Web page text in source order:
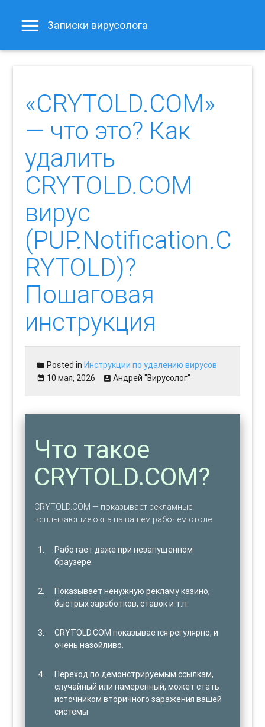
Записки вирусолога
«CRYTOLD.COM»
— что это? Как
удалить
CRYTOLD.COM
вирус
(PUP.Notification.C
RYTOLD)?
Пошаговая
инструкция
Posted inИнструкции по удалению вирусов
10 мая, 2026
Андрей "Вирусолог"
Что такое
CRYTOLD.COM?
CRYTOLD.COM — показывает рекламные
всплывающие окна на вашем рабочем столе.
Работает даже при незапущенном
браузере.
Показывает ненужную рекламу казино,
быстрых заработков, ставок и т.п.
CRYTOLD.COM показывается регулярно, и
очень назойливо.
Переход по демонстрируемым ссылкам,
случайный или намеренный, может стать
источником вторичного заражения вашей
системы